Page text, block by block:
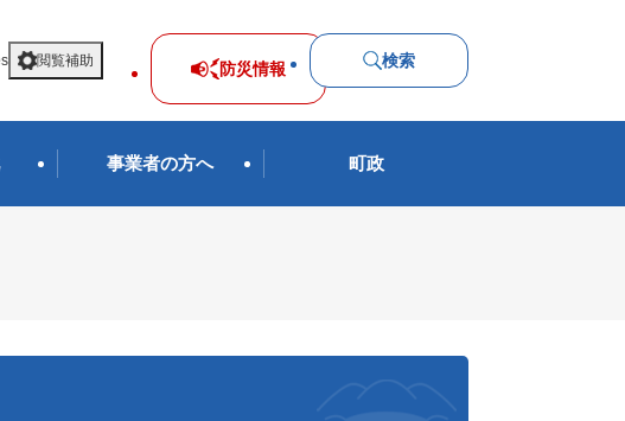
閲覧補助 防災情報 検索
事業者の方へ 町政